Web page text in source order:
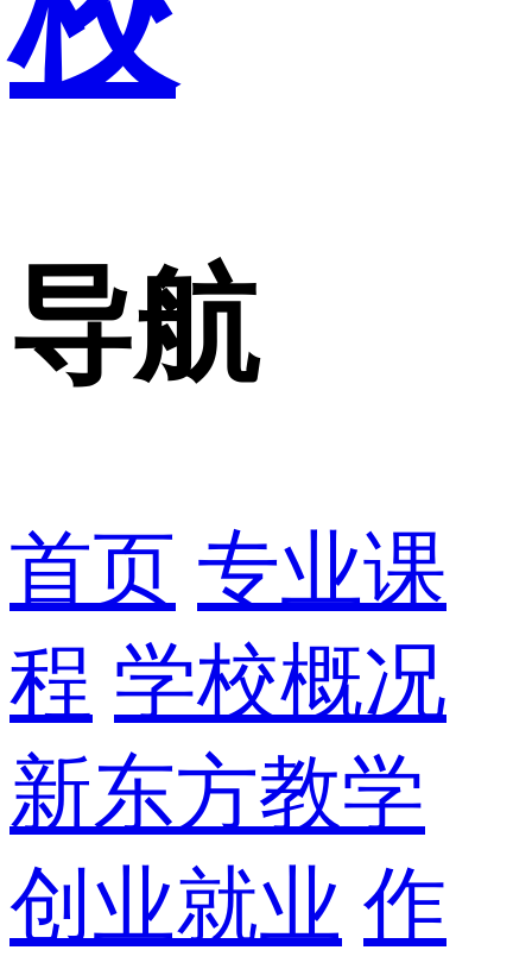
导航
首页 专业课
程 学校概况
新东方教学
创业就业 作